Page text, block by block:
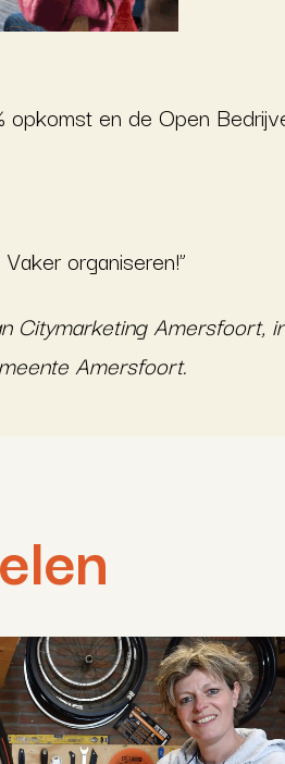
en de Open
organiseren!”
Citymarketing Amersfoort,
Amersfoort.